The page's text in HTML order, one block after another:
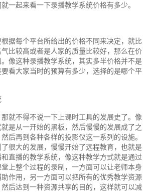
一起来看一下录播教学系统价格有多少。
据每个平台所给出的价格不同来决定，就比
比较高或者是人家的质量比较好，那么在价
像这种录播教学系统，其实多半价格并不是
看大家当时的预算有多少，选择的是哪个平
就不得不说一下上课时工具的发展史了。像
是从一开始的黑板，然后慢慢的发展成了之
后再到各种各样的投影仪这一系列的设施。
很大的发展，慢慢开始了远程教育，也就是
直播的教学系统，像这种教学方式就是通过
上整个过程的录制，一方面可以让老师本身
作用，另一方面可以把所有的优秀教学资源
后达到一种资源共享的目的，这样就可以减